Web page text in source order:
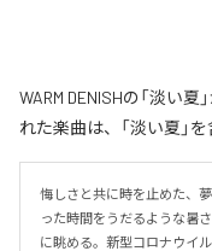
WARM DENISHの「淡い
れた楽曲は、「淡い夏」
悔しさと共に時を止めた、
った時間をうだるような暑
に眺める。新型コロナウイ